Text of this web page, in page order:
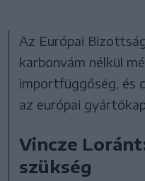
Az Európai
karbonvám nélkül
importfüggőség, és
az európai
Vincze
szükség